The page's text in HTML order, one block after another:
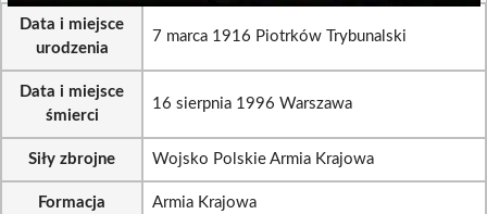
Data i miejsce
urodzenia
7 marca 1916 Piotrków Trybunalski
Data i miejsce
śmierci
16 sierpnia 1996 Warszawa
Siły zbrojne Wojsko Polskie Armia Krajowa
Formacja Armia Krajowa